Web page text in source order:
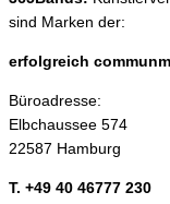
sind Marken der:
erfolgreich
Büroadresse:
Elbchaussee 574
22587 Hamburg
T. +49 40 46777 230